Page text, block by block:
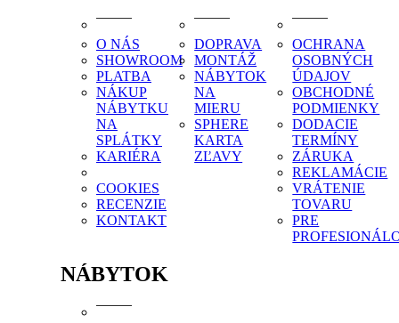
O NÁS
SHOWROOM
PLATBA
NÁKUP
NÁBYTKU
NA
SPLÁTKY
KARIÉRA
COOKIES
RECENZIE
KONTAKT
DOPRAVA
MONTÁŽ
NÁBYTOK
NA
MIERU
SPHERE
KARTA
ZĽAVY
OCHRANA
OSOBNÝCH
ÚDAJOV
OBCHODNÉ
PODMIENKY
DODACIE
TERMÍNY
ZÁRUKA
REKLAMÁCIE
VRÁTENIE
TOVARU
PRE
NÁBYTOK